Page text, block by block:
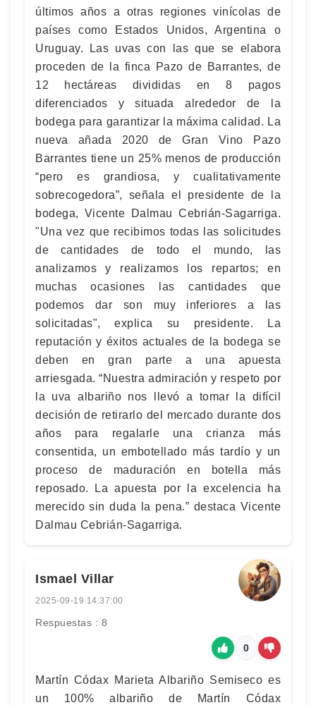
últimos años a otras regiones vinícolas de
países como Estados Unidos, Argentina o
Uruguay. Las uvas con las que se elabora
proceden de la finca Pazo de Barrantes, de
12 hectáreas divididas en 8 pagos
diferenciados y situada alrededor de la
bodega para garantizar la máxima calidad. La
nueva añada 2020 de Gran Vino Pazo
Barrantes tiene un 25% menos de producción
“pero es grandiosa, y cualitativamente
sobrecogedora”, señala el presidente de la
bodega, Vicente Dalmau Cebrián-Sagarriga.
"Una vez que recibimos todas las solicitudes
de cantidades de todo el mundo, las
analizamos y realizamos los repartos; en
muchas ocasiones las cantidades que
podemos dar son muy inferiores a las
solicitadas", explica su presidente. La
reputación y éxitos actuales de la bodega se
deben en gran parte a una apuesta
arriesgada. “Nuestra admiración y respeto por
la uva albariño nos llevó a tomar la difícil
decisión de retirarlo del mercado durante dos
años para regalarle una crianza más
consentida, un embotellado más tardío y un
proceso de maduración en botella más
reposado. La apuesta por la excelencia ha
merecido sin duda la pena.” destaca Vicente
Dalmau Cebrián-Sagarriga.
Ismael Villar
2025-09-19 14:37:00
Respuestas : 8
0
Martín Códax Marieta Albariño Semiseco es
un 100% albariño de Martín Códax